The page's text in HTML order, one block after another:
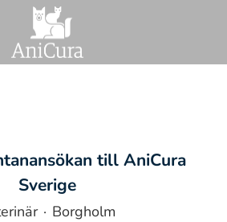
till AniCura
Sverige
· Borgholm